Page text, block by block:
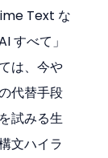
Text な
すべて」
は、今や
代替手段
試みる生
文ハイラ